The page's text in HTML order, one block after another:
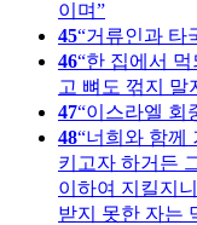
이며
45 거류인과 타
46 한 집에서
고 뼈도 꺾지 말
47 이스라엘 회
48 너희와 함께
키고자 하거든
이하여 지킬지
받지 못한 자는